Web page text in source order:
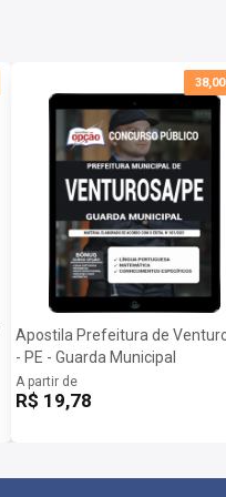
Apostila Prefeitura de
- PE - Guarda Municipal
A partir de
R$ 19,78